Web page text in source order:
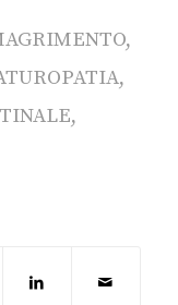
,
,
,